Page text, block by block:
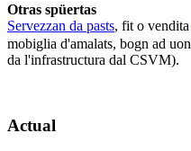
Otras spüertas
Servezzan da pasts, fit o
mobiglia d'amalats, bogn ad
da l'infrastructura dal CSVM).
Actual